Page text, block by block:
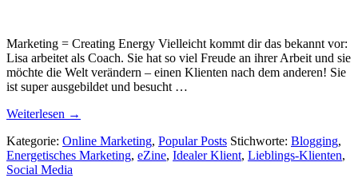
Marketing = Creating Energy Vielleicht kommt dir das bekannt vor:
Lisa arbeitet als Coach. Sie hat so viel Freude an ihrer Arbeit und sie
möchte die Welt verändern – einen Klienten nach dem anderen! Sie
ist super ausgebildet und besucht …
Weiterlesen →
Kategorie: Online Marketing, Popular Posts Stichworte: Blogging,
Energetisches Marketing, eZine, Idealer Klient, Lieblings-Klienten,
Social Media